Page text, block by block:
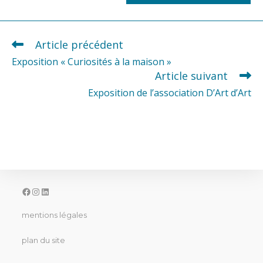
(facultatif)
READ
ARTICLES
Article précédent
Exposition « Curiosités à la maison »
Article suivant
Exposition de l’association D’Art d’Art
facebook
instagram
linkedin
mentions légales
plan du site